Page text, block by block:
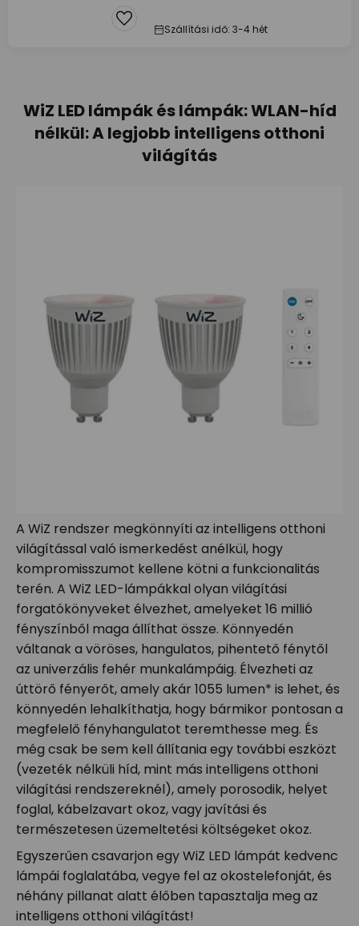
Szállítási idő: 3-4 hét
WiZ LED lámpák és lámpák: WLAN-híd
nélkül: A legjobb intelligens otthoni
világítás
A WiZ rendszer megkönnyíti az intelligens otthoni
világítással való ismerkedést anélkül, hogy
kompromisszumot kellene kötni a funkcionalitás
terén. A WiZ LED-lámpákkal olyan világítási
forgatókönyveket élvezhet, amelyeket 16 millió
fényszínből maga állíthat össze. Könnyedén
váltanak a vöröses, hangulatos, pihentető fénytől
az univerzális fehér munkalámpáig. Élvezheti az
úttörő fényerőt, amely akár 1055 lumen* is lehet, és
könnyedén lehalkíthatja, hogy bármikor pontosan a
megfelelő fényhangulatot teremthesse meg. És
még csak be sem kell állítania egy további eszközt
(vezeték nélküli híd, mint más intelligens otthoni
világítási rendszereknél), amely porosodik, helyet
foglal, kábelzavart okoz, vagy javítási és
természetesen üzemeltetési költségeket okoz.
Egyszerűen csavarjon egy WiZ LED lámpát kedvenc
lámpái foglalatába, vegye fel az okostelefonját, és
néhány pillanat alatt élőben tapasztalja meg az
intelligens otthoni világítást!